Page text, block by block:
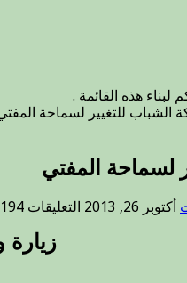
هذه القائمة .
الشباب للتغيير لسماحة
لسماحة المفتي
أكتوبر 26, 2013 التعليقات على
وفد
194 زيارة
زيارة